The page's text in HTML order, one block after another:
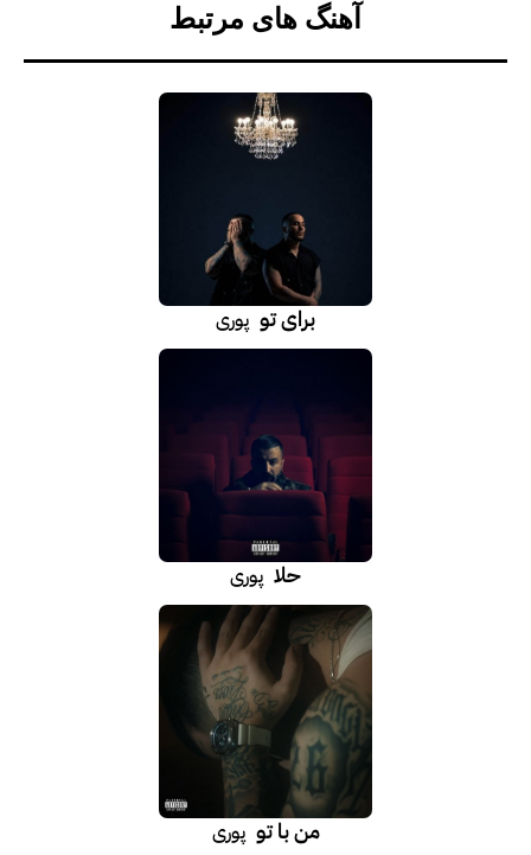
آهنگ های مرتبط
برای تو پوری
حلا پوری
من با تو پوری